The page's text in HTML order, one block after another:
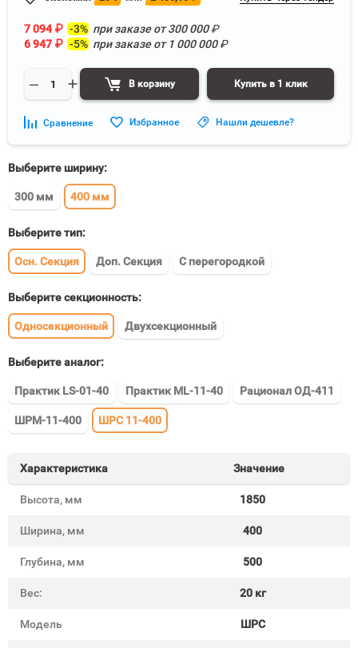
7 094₽ -3% при заказе от300 000₽
6 947 ₽ -5% при заказе от 1 000 000₽
В корзину Купить в 1 клик
Сравнение Избранное Нашли дешевле?
Выберите ширину:
300 мм 400 мм
Выберите тип:
Осн. Секция Доп. Секция С перегородкой
Выберите секционность:
Односекционный Двухсекционный
Выберите аналог:
Практик LS-01-40 Практик ML-11-40 Рационал ОД-411
ШРМ-11-400 ШРС 11-400
Характеристика Значение
Высота, мм 1850
Ширина, мм 400
Глубина, мм 500
Вес: 20 кг
Модель ШРС